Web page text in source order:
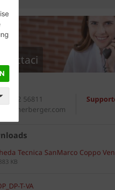
0542 56811
Tecnica SanMarco Coppo
KB
T-VA